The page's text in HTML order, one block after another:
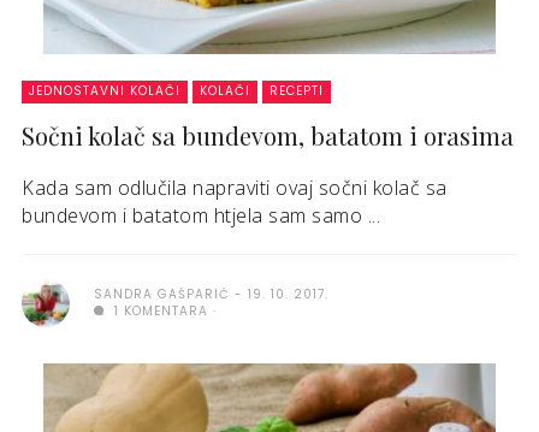
JEDNOSTAVNI KOLAČI KOLAČI RECEPTI
Sočni kolač sa bundevom, batatom i orasima
Kada sam odlučila napraviti ovaj sočni kolač sa
bundevom i batatom htjela sam samo ...
SANDRA GAŠPARIĆ
19. 10. 2017.
1 KOMENTARA